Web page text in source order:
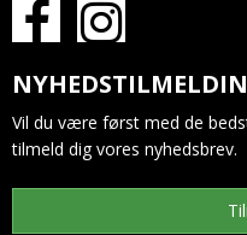
Vil du være først med de
tilmeld dig vores nyhedsbrev.